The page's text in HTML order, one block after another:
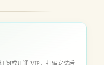
阅或开通 VIP，扫码安装后